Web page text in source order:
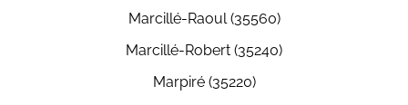
Marcillé-Raoul (35560)
Marcillé-Robert (35240)
Marpiré (35220)